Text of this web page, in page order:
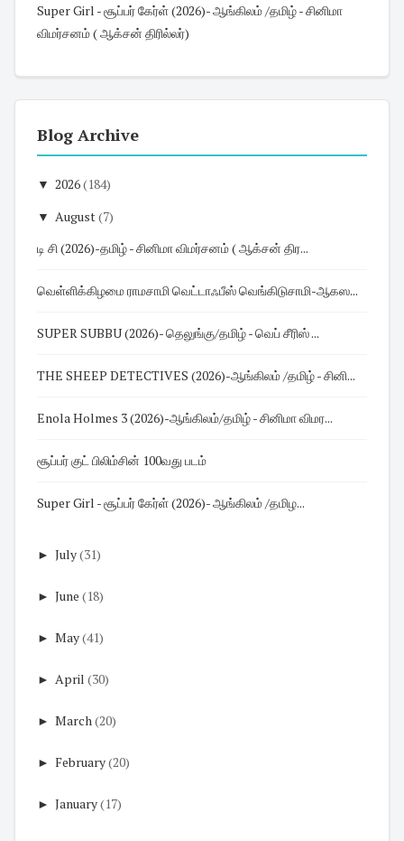
Super Girl - சூப்பர் கேர்ள் (2026)- ஆங்கிலம் /தமிழ் - சினிமா
விமர்சனம் ( ஆக்சன் திரில்லர்)
Blog Archive
▼ 2026(184)
▼ August(7)
டி சி (2026)-தமிழ் - சினிமா விமர்சனம் ( ஆக்சன் திர...
வெள்ளிக்கிழமை ராமசாமி வெட்டாஃபீஸ் வெங்கிடுசாமி-ஆகஸ...
SUPER SUBBU (2026)- தெலுங்கு/தமிழ் - வெப் சீரிஸ் ...
THE SHEEP DETECTIVES (2026)-ஆங்கிலம் /தமிழ் - சினி...
Enola Holmes 3 (2026)-ஆங்கிலம்/தமிழ் - சினிமா விமர...
சூப்பர் குட் பிலிம்சின் 100வது படம்
Super Girl - சூப்பர் கேர்ள் (2026)- ஆங்கிலம் /தமிழ...
► July(31)
► June (18)
► May(41)
► April (30)
► March (20)
► February(20)
► January(17)